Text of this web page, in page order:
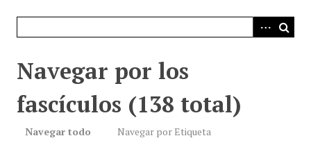
Navegar por los
fascículos (138 total)
Navegar todo
Navegar por Etiqueta